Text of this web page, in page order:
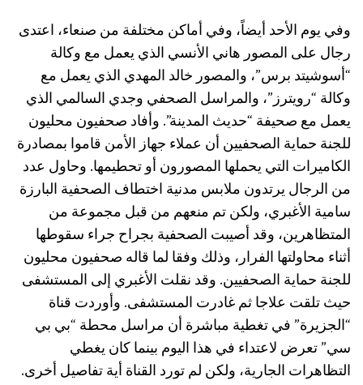
وفي يوم الأحد أيضاً، وفي أماكن مختلفة من صنعاء، اعتدى
رجال على المصور هاني الأنسي الذي يعمل مع وكالة
“أسوشيتد برس”، والمصور خالد المهدي الذي يعمل مع
وكالة “رويترز”، والمراسل الصحفي وجدي السالمي الذي
يعمل مع صحيفة “حديث المدينة”. وأفاد صحفيون محليون
للجنة حماية الصحفيين أن عملاء جهاز الأمن قاموا بمصادرة
الكاميرات التي يحملها المصورون أو تحطيمها. وحاول عدد
من الرجال يرتدون ملابس مدنية اختطاف الصحفية البارزة
سامية الأغبري، ولكن تم منعهم من قبل مجموعة من
المتظاهرين، وقد أصيبت الصحفية بجراح جراء سقوطها
أثناء محاولتها الفرار، وذلك وفقا لما قاله صحفيون محليون
للجنة حماية الصحفيين. وقد نقلت الأغبري إلى المستشفى
حيث تلقت علاجا ثم غادرت المستشفى. وأوردت قناة
“الجزيرة” في تغطية مباشرة أن مراسل محطة “بي بي
سي” تعرض لاعتداء في هذا اليوم بينما كان يغطي
التظاهرات الجارية، ولكن لم تورد القناة أية تفاصيل أخرى.